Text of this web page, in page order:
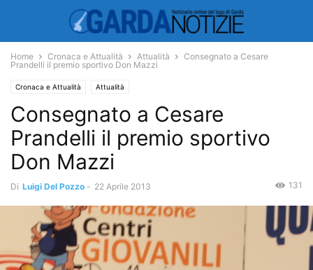
Home Cronaca e Attualità Attualità
Consegnato a Cesare
Prandelli il premio sportivo Don Mazzi
Cronaca e Attualità Attualità
Consegnato a Cesare
Prandelli il premio sportivo
Don Mazzi
Di Luigi Del Pozzo - 22 Aprile 2013 131